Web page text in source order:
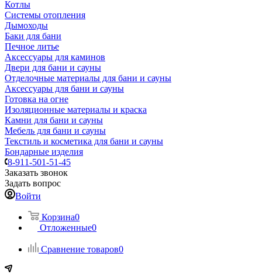
Котлы
Системы отопления
Дымоходы
Баки для бани
Печное литье
Аксессуары для каминов
Двери для бани и сауны
Отделочные материалы для бани и сауны
Аксессуары для бани и сауны
Готовка на огне
Изоляционные материалы и краска
Камни для бани и сауны
Мебель для бани и сауны
Текстиль и косметика для бани и сауны
Бондарные изделия
8-911-501-51-45
Заказать звонок
Задать вопрос
Войти
Корзина0
Отложенные0
Сравнение товаров0